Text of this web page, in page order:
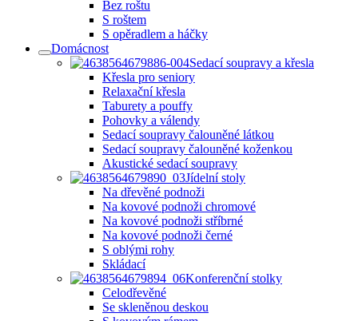
Bez roštu
S roštem
S opěradlem a háčky
Domácnost
Sedací soupravy a křesla
Křesla pro seniory
Relaxační křesla
Taburety a pouffy
Pohovky a válendy
Sedací soupravy čalouněné látkou
Sedací soupravy čalouněné koženkou
Akustické sedací soupravy
Jídelní stoly
Na dřevěné podnoži
Na kovové podnoži chromové
Na kovové podnoži stříbrné
Na kovové podnoži černé
S oblými rohy
Skládací
Konferenční stolky
Celodřevěné
Se skleněnou deskou